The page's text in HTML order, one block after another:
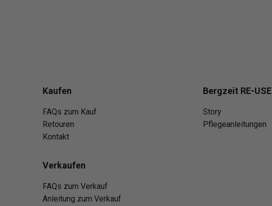
Kaufen
FAQs zum Kauf
Retouren
Kontakt
Bergzeit RE-USE
Story
Pflegeanleitungen
Verkaufen
FAQs zum Verkauf
Anleitung zum Verkauf